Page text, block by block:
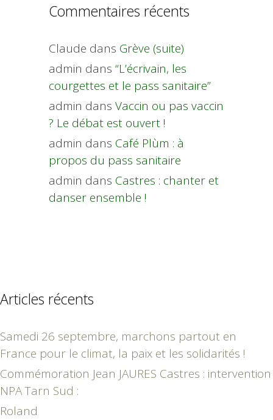
Commentaires récents
Claude dans Grève (suite)
admin dans “L’écrivain, les
courgettes et le pass sanitaire”
admin dans Vaccin ou pas vaccin
? Le débat est ouvert !
admin dans Café Plùm : à
propos du pass sanitaire
admin dans Castres : chanter et
danser ensemble !
Articles récents
Samedi 26 septembre, marchons partout en
France pour le climat, la paix et les solidarités !
Commémoration Jean JAURES Castres : intervention
NPA Tarn Sud :
Roland